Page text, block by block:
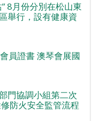
8月份分別在松山東
舉行，設有健康資
員證書 澳琴會展國
門協調小組第二次
防火安全監管流程